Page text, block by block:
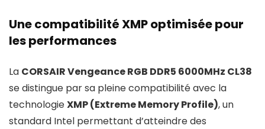
Une compatibilité XMP optimisée pour
les performances
La CORSAIR Vengeance RGB DDR5 6000MHz CL38
se distingue par sa pleine compatibilité avec la
technologieXMP (Extreme Memory Profile), un
standard Intel permettant d’atteindre des